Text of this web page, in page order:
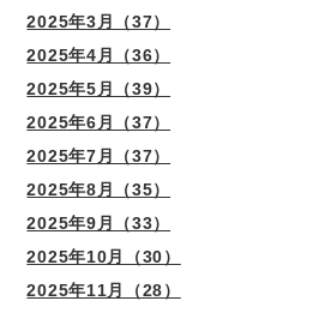
2025年3月（37）
2025年4月（36）
2025年5月（39）
2025年6月（37）
2025年7月（37）
2025年8月（35）
2025年9月（33）
2025年10月（30）
2025年11月（28）